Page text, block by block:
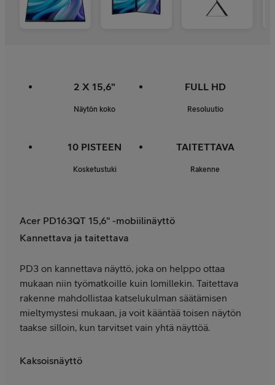
2 X 15,6"
Näytön koko
FULL HD
Resoluutio
10 PISTEEN
Kosketustuki
TAITETTAVA
Rakenne
Acer PD163QT 15,6" -mobiilinäyttö
Kannettava ja taitettava
PD3 on kannettava näyttö, joka on helppo ottaa
mukaan niin työmatkoille kuin lomillekin. Taitettava
rakenne mahdollistaa katselukulman säätämisen
mieltymystesi mukaan, ja voit kääntää toisen näytön
taakse silloin, kun tarvitset vain yhtä näyttöä.
Kaksoisnäyttö